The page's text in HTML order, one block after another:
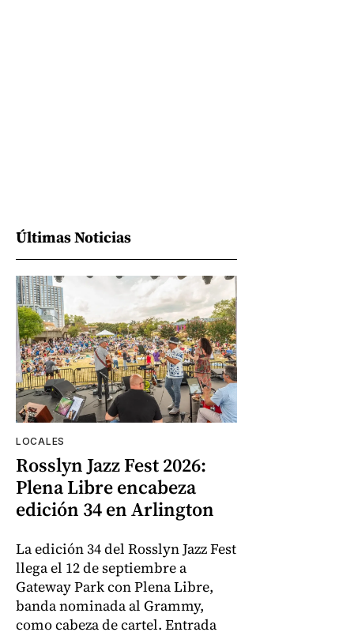
Últimas Noticias
LOCALES
Rosslyn Jazz Fest 2026:
Plena Libre encabeza
edición 34 en Arlington
La edición 34 del Rosslyn Jazz Fest
llega el 12 de septiembre a
Gateway Park con Plena Libre,
banda nominada al Grammy,
como cabeza de cartel. Entrada